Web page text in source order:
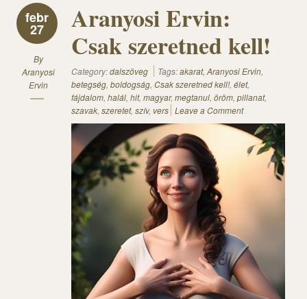
febr
27
By
Aranyosi
Ervin
Aranyosi Ervin:
Csak szeretned kell!
Category:dalszöveg Tags:akarat, Aranyosi Ervin,
betegség, boldogság, Csak szeretned kell!, élet,
fájdalom, halál, hit, magyar, megtanul, öröm, pillanat,
szavak, szeretet, szív, vers Leave a Comment